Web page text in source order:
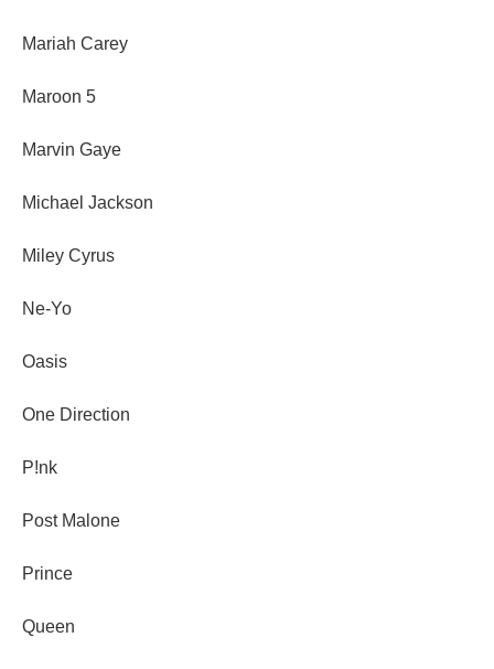
Mariah Carey
Maroon 5
Marvin Gaye
Michael Jackson
Miley Cyrus
Ne-Yo
Oasis
One Direction
P!nk
Post Malone
Prince
Queen